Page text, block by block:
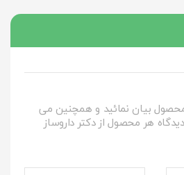
محصول بیان نمائید و همچنین می
هر محصول از دکتر داروساز